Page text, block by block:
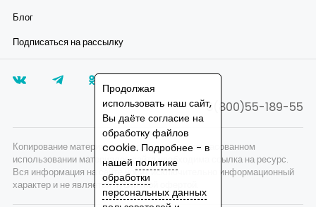
Блог
Подписаться на рассылку
8(800)55-189-55
Копирование материалов запрещено, при согласованном
использовании материалов сайта необходима ссылка на ресурс.
Вся информация на сайте носит исключительно информационный
характер и не является публичной офертой.
Продолжая
использовать наш сайт,
Вы даёте согласие на
обработку файлов
cookie. Подробнее - в
нашей политике
обработки
персональных данных